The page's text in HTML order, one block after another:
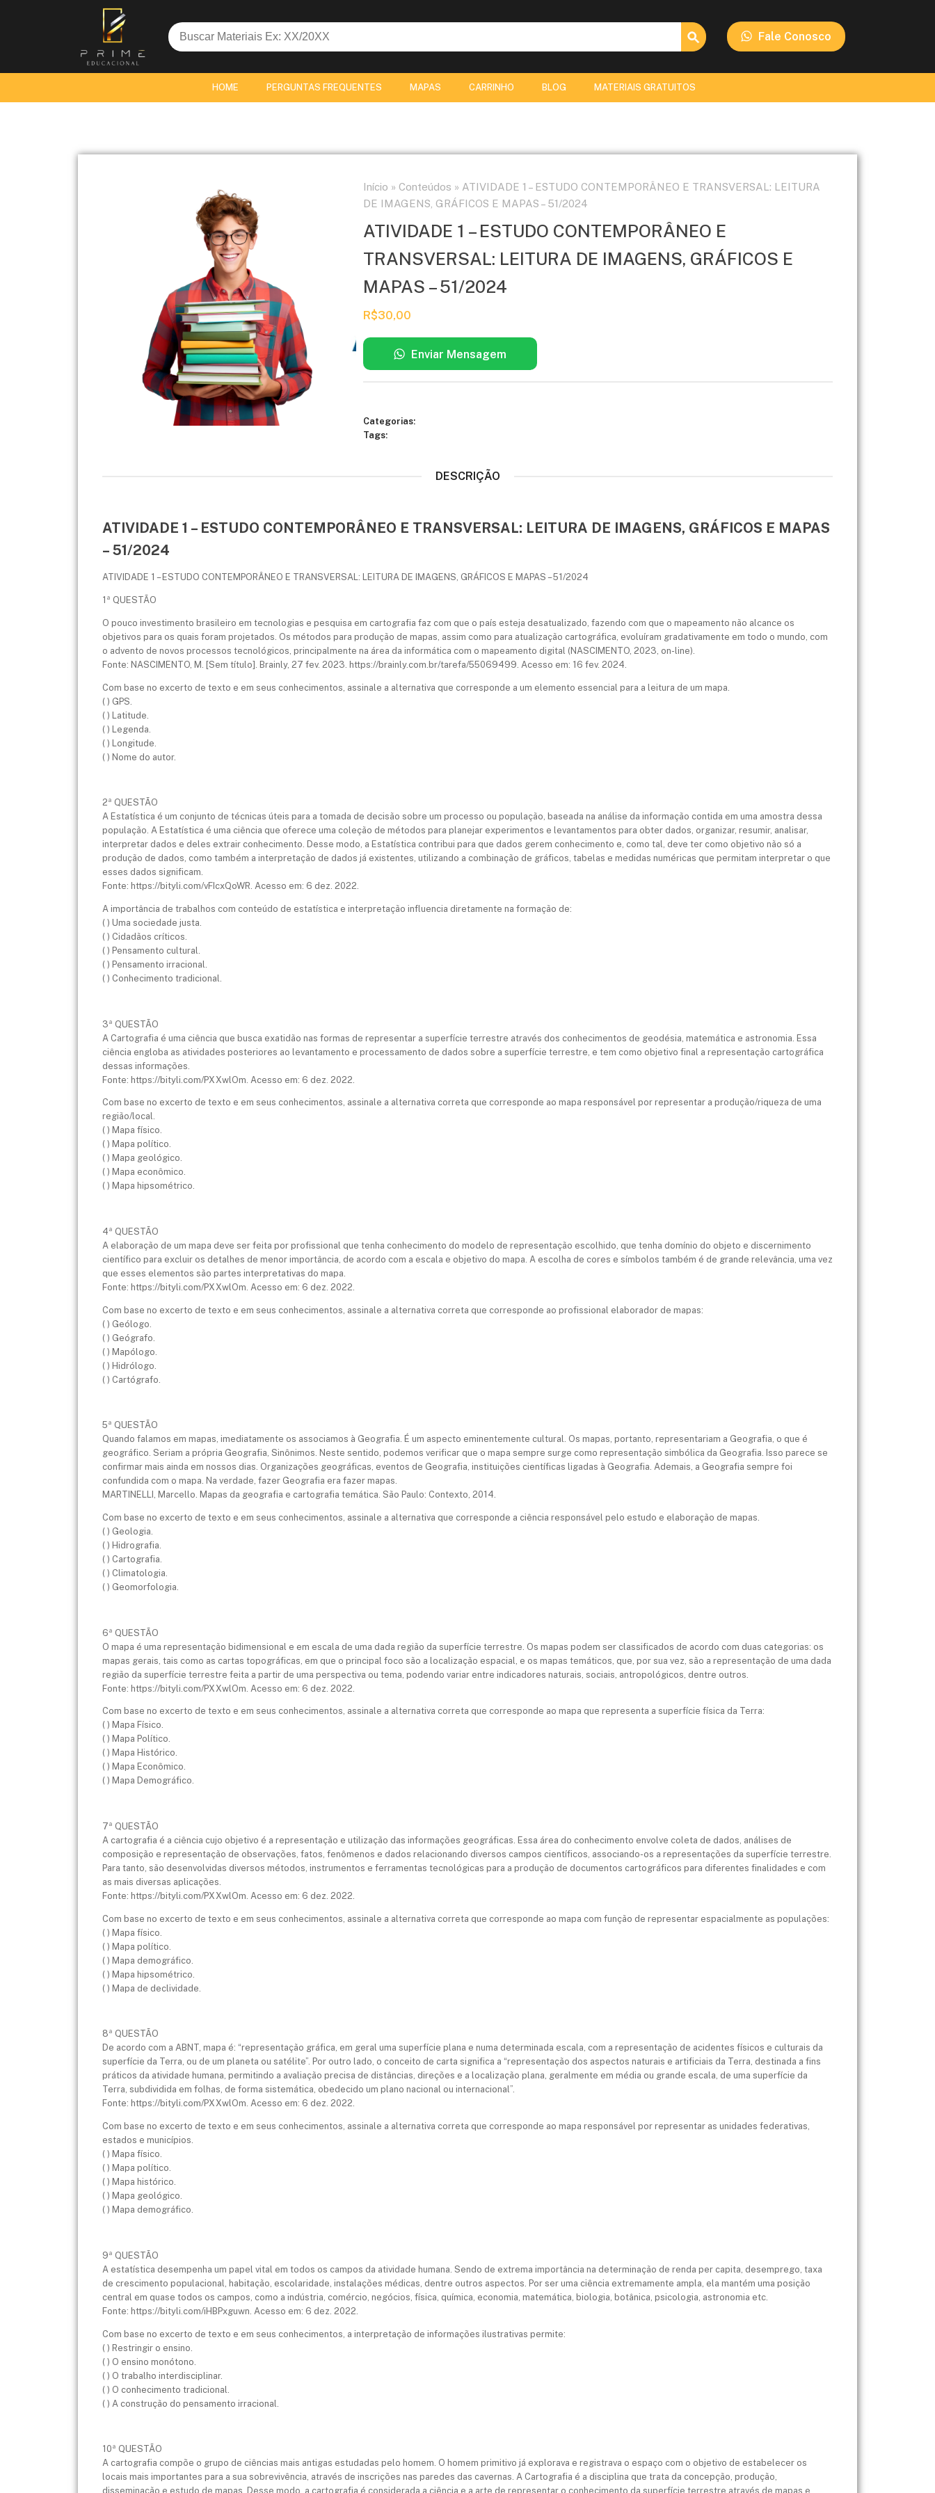
Search
for:
Search Button
Fale Conosco
HOME PERGUNTAS FREQUENTES MAPAS CARRINHO BLOG MATERIAIS GRATUITOS
Início » Conteúdos » ATIVIDADE 1 – ESTUDO CONTEMPORÂNEO E TRANSVERSAL: LEITURA
DE IMAGENS, GRÁFICOS E MAPAS – 51/2024
ATIVIDADE 1 – ESTUDO CONTEMPORÂNEO E
TRANSVERSAL: LEITURA DE IMAGENS, GRÁFICOS E
MAPAS – 51/2024
R$30,00
Enviar Mensagem
Categorias:
Tags:
DESCRIÇÃO
ATIVIDADE 1 – ESTUDO CONTEMPORÂNEO E TRANSVERSAL: LEITURA DE IMAGENS, GRÁFICOS E MAPAS
– 51/2024
ATIVIDADE 1 – ESTUDO CONTEMPORÂNEO E TRANSVERSAL: LEITURA DE IMAGENS, GRÁFICOS E MAPAS – 51/2024
1ª QUESTÃO
O pouco investimento brasileiro em tecnologias e pesquisa em cartografia faz com que o país esteja desatualizado, fazendo com que o mapeamento não alcance os
objetivos para os quais foram projetados. Os métodos para produção de mapas, assim como para atualização cartográfica, evoluíram gradativamente em todo o mundo, com
o advento de novos processos tecnológicos, principalmente na área da informática com o mapeamento digital (NASCIMENTO, 2023, on-line).
Fonte: NASCIMENTO, M. [Sem título]. Brainly, 27 fev. 2023. https://brainly.com.br/tarefa/55069499. Acesso em: 16 fev. 2024.
Com base no excerto de texto e em seus conhecimentos, assinale a alternativa que corresponde a um elemento essencial para a leitura de um mapa.
( ) GPS.
( ) Latitude.
( ) Legenda.
( ) Longitude.
( ) Nome do autor.
2ª QUESTÃO
A Estatística é um conjunto de técnicas úteis para a tomada de decisão sobre um processo ou população, baseada na análise da informação contida em uma amostra dessa
população. A Estatística é uma ciência que oferece uma coleção de métodos para planejar experimentos e levantamentos para obter dados, organizar, resumir, analisar,
interpretar dados e deles extrair conhecimento. Desse modo, a Estatística contribui para que dados gerem conhecimento e, como tal, deve ter como objetivo não só a
produção de dados, como também a interpretação de dados já existentes, utilizando a combinação de gráficos, tabelas e medidas numéricas que permitam interpretar o que
esses dados significam.
Fonte: https://bityli.com/vFIcxQoWR. Acesso em: 6 dez. 2022.
A importância de trabalhos com conteúdo de estatística e interpretação influencia diretamente na formação de:
( ) Uma sociedade justa.
( ) Cidadãos críticos.
( ) Pensamento cultural.
( ) Pensamento irracional.
( ) Conhecimento tradicional.
3ª QUESTÃO
A Cartografia é uma ciência que busca exatidão nas formas de representar a superfície terrestre através dos conhecimentos de geodésia, matemática e astronomia. Essa
ciência engloba as atividades posteriores ao levantamento e processamento de dados sobre a superfície terrestre, e tem como objetivo final a representação cartográfica
dessas informações.
Fonte: https://bityli.com/PXXwlOm. Acesso em: 6 dez. 2022.
Com base no excerto de texto e em seus conhecimentos, assinale a alternativa correta que corresponde ao mapa responsável por representar a produção/riqueza de uma
região/local.
( ) Mapa físico.
( ) Mapa político.
( ) Mapa geológico.
( ) Mapa econômico.
( ) Mapa hipsométrico.
4ª QUESTÃO
A elaboração de um mapa deve ser feita por profissional que tenha conhecimento do modelo de representação escolhido, que tenha domínio do objeto e discernimento
científico para excluir os detalhes de menor importância, de acordo com a escala e objetivo do mapa. A escolha de cores e símbolos também é de grande relevância, uma vez
que esses elementos são partes interpretativas do mapa.
Fonte: https://bityli.com/PXXwlOm. Acesso em: 6 dez. 2022.
Com base no excerto de texto e em seus conhecimentos, assinale a alternativa correta que corresponde ao profissional elaborador de mapas:
( ) Geólogo.
( ) Geógrafo.
( ) Mapólogo.
( ) Hidrólogo.
( ) Cartógrafo.
5ª QUESTÃO
Quando falamos em mapas, imediatamente os associamos à Geografia. É um aspecto eminentemente cultural. Os mapas, portanto, representariam a Geografia, o que é
geográfico. Seriam a própria Geografia, Sinônimos. Neste sentido, podemos verificar que o mapa sempre surge como representação simbólica da Geografia. Isso parece se
confirmar mais ainda em nossos dias. Organizações geográficas, eventos de Geografia, instituições científicas ligadas à Geografia. Ademais, a Geografia sempre foi
confundida com o mapa. Na verdade, fazer Geografia era fazer mapas.
MARTINELLI, Marcello. Mapas da geografia e cartografia temática. São Paulo: Contexto, 2014.
Com base no excerto de texto e em seus conhecimentos, assinale a alternativa que corresponde a ciência responsável pelo estudo e elaboração de mapas.
( ) Geologia.
( ) Hidrografia.
( ) Cartografia.
( ) Climatologia.
( ) Geomorfologia.
6ª QUESTÃO
O mapa é uma representação bidimensional e em escala de uma dada região da superfície terrestre. Os mapas podem ser classificados de acordo com duas categorias: os
mapas gerais, tais como as cartas topográficas, em que o principal foco são a localização espacial, e os mapas temáticos, que, por sua vez, são a representação de uma dada
região da superfície terrestre feita a partir de uma perspectiva ou tema, podendo variar entre indicadores naturais, sociais, antropológicos, dentre outros.
Fonte: https://bityli.com/PXXwlOm. Acesso em: 6 dez. 2022.
Com base no excerto de texto e em seus conhecimentos, assinale a alternativa correta que corresponde ao mapa que representa a superfície física da Terra:
( ) Mapa Físico.
( ) Mapa Político.
( ) Mapa Histórico.
( ) Mapa Econômico.
( ) Mapa Demográfico.
7ª QUESTÃO
A cartografia é a ciência cujo objetivo é a representação e utilização das informações geográficas. Essa área do conhecimento envolve coleta de dados, análises de
composição e representação de observações, fatos, fenômenos e dados relacionando diversos campos científicos, associando-os a representações da superfície terrestre.
Para tanto, são desenvolvidas diversos métodos, instrumentos e ferramentas tecnológicas para a produção de documentos cartográficos para diferentes finalidades e com
as mais diversas aplicações.
Fonte: https://bityli.com/PXXwlOm. Acesso em: 6 dez. 2022.
Com base no excerto de texto e em seus conhecimentos, assinale a alternativa correta que corresponde ao mapa com função de representar espacialmente as populações:
( ) Mapa físico.
( ) Mapa político.
( ) Mapa demográfico.
( ) Mapa hipsométrico.
( ) Mapa de declividade.
8ª QUESTÃO
De acordo com a ABNT, mapa é: “representação gráfica, em geral uma superfície plana e numa determinada escala, com a representação de acidentes físicos e culturais da
superfície da Terra, ou de um planeta ou satélite”. Por outro lado, o conceito de carta significa a “representação dos aspectos naturais e artificiais da Terra, destinada a fins
práticos da atividade humana, permitindo a avaliação precisa de distâncias, direções e a localização plana, geralmente em média ou grande escala, de uma superfície da
Terra, subdividida em folhas, de forma sistemática, obedecido um plano nacional ou internacional”.
Fonte: https://bityli.com/PXXwlOm. Acesso em: 6 dez. 2022.
Com base no excerto de texto e em seus conhecimentos, assinale a alternativa correta que corresponde ao mapa responsável por representar as unidades federativas,
estados e municípios.
( ) Mapa físico.
( ) Mapa político.
( ) Mapa histórico.
( ) Mapa geológico.
( ) Mapa demográfico.
9ª QUESTÃO
A estatística desempenha um papel vital em todos os campos da atividade humana. Sendo de extrema importância na determinação de renda per capita, desemprego, taxa
de crescimento populacional, habitação, escolaridade, instalações médicas, dentre outros aspectos. Por ser uma ciência extremamente ampla, ela mantém uma posição
central em quase todos os campos, como a indústria, comércio, negócios, física, química, economia, matemática, biologia, botânica, psicologia, astronomia etc.
Fonte: https://bityli.com/iHBPxguwn. Acesso em: 6 dez. 2022.
Com base no excerto de texto e em seus conhecimentos, a interpretação de informações ilustrativas permite:
( ) Restringir o ensino.
( ) O ensino monótono.
( ) O trabalho interdisciplinar.
( ) O conhecimento tradicional.
( ) A construção do pensamento irracional.
10ª QUESTÃO
A cartografia compõe o grupo de ciências mais antigas estudadas pelo homem. O homem primitivo já explorava e registrava o espaço com o objetivo de estabelecer os
locais mais importantes para a sua sobrevivência, através de inscrições nas paredes das cavernas. A Cartografia é a disciplina que trata da concepção, produção,
disseminação e estudo de mapas. Desse modo, a cartografia é considerada a ciência e a arte de representar o conhecimento da superfície terrestre através de mapas e